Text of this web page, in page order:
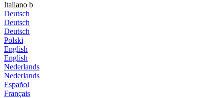
Italiano b
Deutsch
Deutsch
Deutsch
Polski
English
English
Nederlands
Nederlands
Español
Français